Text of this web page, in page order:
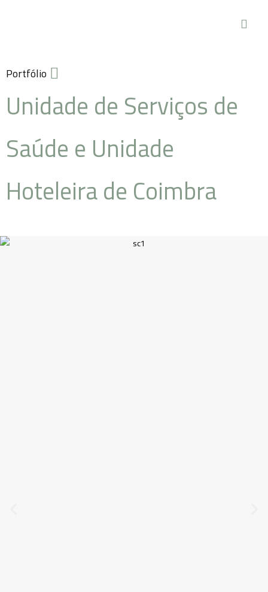
Portfólio
Unidade de Serviços de
Saúde e Unidade
Hoteleira de Coimbra